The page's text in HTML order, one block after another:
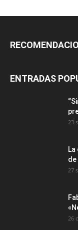
ENTRADAS
23
27
26